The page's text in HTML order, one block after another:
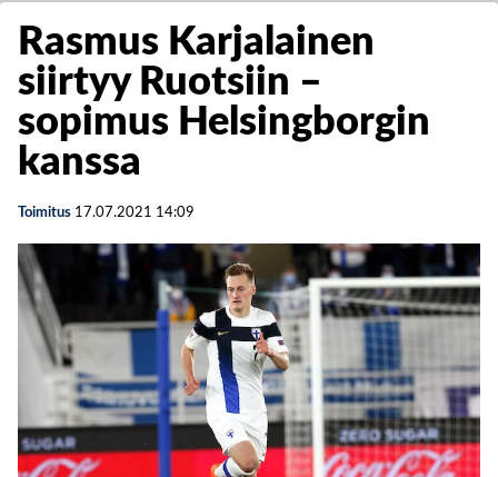
Rasmus Karjalainen
siirtyy Ruotsiin –
sopimus Helsingborgin
kanssa
Toimitus 17.07.2021 14:09